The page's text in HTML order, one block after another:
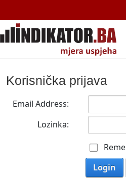
Korisnička prijava
Email Address:
Lozinka:
Login